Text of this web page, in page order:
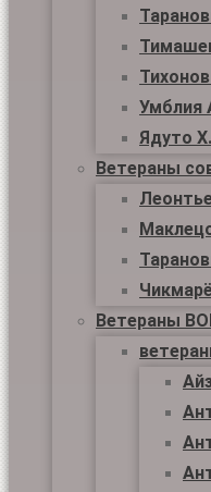
Тихонов
Умблия
Ядуто
Ветераны
Ветераны